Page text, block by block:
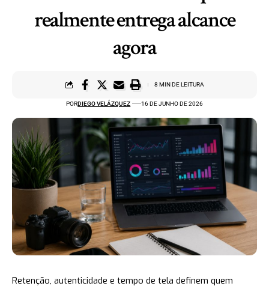
realmente entrega alcance
agora
PORDIEGO VELÁZQUEZ 16 DE JUNHO DE 2026
8 MIN DE LEITURA
Retenção, autenticidade e tempo de tela definem quem